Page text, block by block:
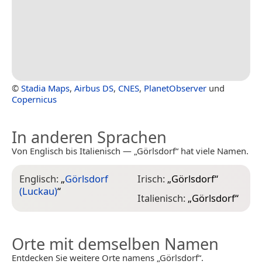
© Stadia Maps, Airbus DS, CNES, PlanetObserver und
Copernicus
In anderen Sprachen
Von Englisch bis Italienisch — „Görlsdorf“ hat viele Namen.
Englisch: „Görlsdorf
(Luckau)“
Irisch: „Görlsdorf“
Italienisch: „Görlsdorf“
Orte mit demselben Namen
Entdecken Sie weitere Orte namens „Görlsdorf“.